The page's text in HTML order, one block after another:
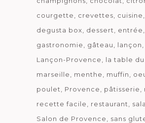
courgette
crevettes cuisine
degusta box
dessert entrée
gastronomie
gâteau
lançon
Lançon-Provence
la table
marseille
menthe muffin
poulet
Provence pâtisserie
recette facile
restaurant
Salon de Provence
sans